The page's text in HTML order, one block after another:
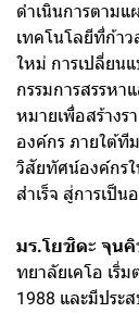
ดำเนินการตาม
เทคโนโลยีที่ก้า
ใหม่ การเปลี่ยน
กรรมการสรรหา
หมายเพื่อสร้างร
องค์กร ภายใต้ที
วิสัยทัศน์องค์กร
สำเร็จ สู่การเป็
มร.โยชิดะ จุน
ทยาลัยเคโอ เริ่
1988 และมีปร